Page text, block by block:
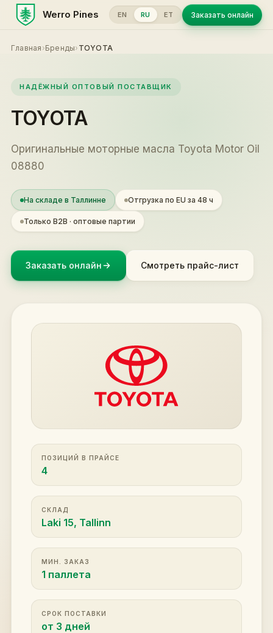
Werro Pines EN RU ET Заказать онлайн
Главная ›Бренды› TOYOTA
НАДЁЖНЫЙ ОПТОВЫЙ ПОСТАВЩИК
TOYOTA
Оригинальные моторные масла Toyota Motor Oil
08880
На складе в Таллинне Отгрузка по EU за 48 ч
Только B2B · оптовые партии
Заказать онлайн Смотреть прайс-лист
ПОЗИЦИЙ В ПРАЙСЕ
4
СКЛАД
Laki 15, Tallinn
МИН. ЗАКАЗ
1 паллета
СРОК ПОСТАВКИ
от 3 дней